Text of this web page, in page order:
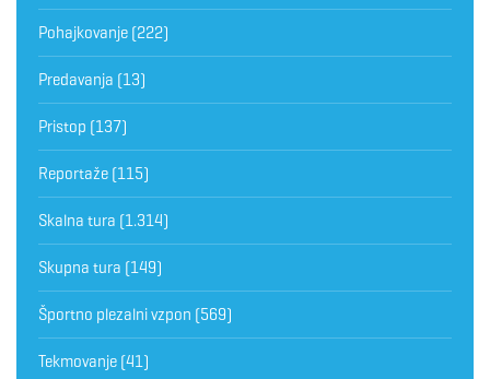
Pohajkovanje (222)
Predavanja (13)
Pristop (137)
Reportaže (115)
Skalna tura (1.314)
Skupna tura (149)
Športno plezalni vzpon (569)
Tekmovanje (41)